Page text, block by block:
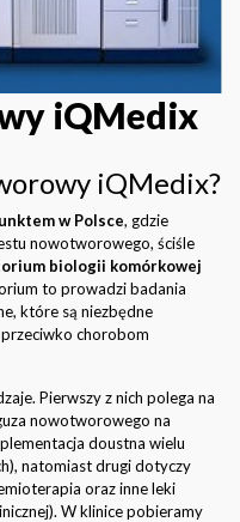
iQMedix
iQMedix?
w Polsce, gdzie
nowotworowego, ściśle
biologii komórkowej
to prowadzi badania
które są niezbędne
chorobom
Pierwszy z nich polega na
nowotworowego na
doustna wielu
natomiast drugi dotyczy
oraz inne leki
W klinice pobieramy